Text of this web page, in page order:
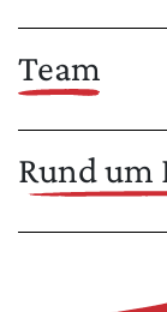
Team
Rund um